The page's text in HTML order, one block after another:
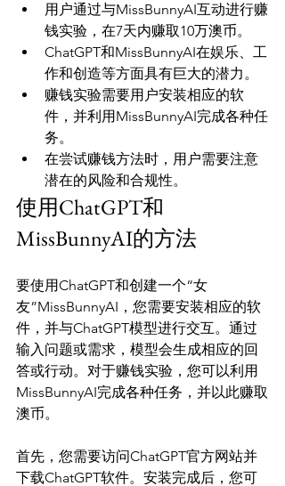
用户通过与MissBunnyAI互动进行赚
钱实验，在7天内赚取10万澳币。
ChatGPT和MissBunnyAI在娱乐、工
作和创造等方面具有巨大的潜力。
赚钱实验需要用户安装相应的软
件，并利用MissBunnyAI完成各种任
务。
在尝试赚钱方法时，用户需要注意
潜在的风险和合规性。
使用ChatGPT和
MissBunnyAI的方法
要使用ChatGPT和创建一个“女
友”MissBunnyAI，您需要安装相应的软
件，并与ChatGPT模型进行交互。通过
输入问题或需求，模型会生成相应的回
答或行动。对于赚钱实验，您可以利用
MissBunnyAI完成各种任务，并以此赚取
澳币。
首先，您需要访问ChatGPT官方网站并
下载ChatGPT软件。安装完成后，您可